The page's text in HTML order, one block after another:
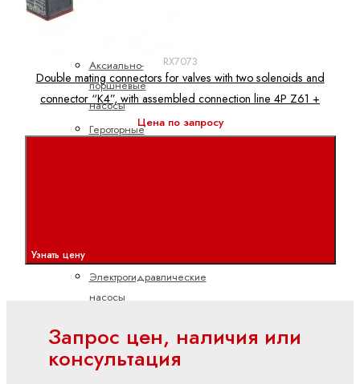
Мобильная гидравлика
Аксиально-
поршневые
насосы
Героторные
Электрогидравлические
насосы
Электроприводы и системы управления
RX7073
Double mating connectors for valves with two solenoids and
connector “K4”, with assembled connection line 4P Z61 +
Цена по запросу
Узнать цену
Запрос цен, наличия или
консультация